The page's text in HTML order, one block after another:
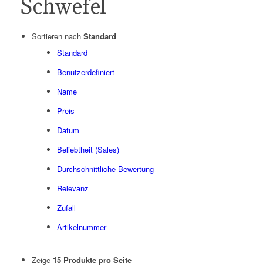
Schwefel
Sortieren nach Standard
Standard
Benutzerdefiniert
Name
Preis
Datum
Beliebtheit (Sales)
Durchschnittliche Bewertung
Relevanz
Zufall
Artikelnummer
Zeige 15 Produkte pro Seite